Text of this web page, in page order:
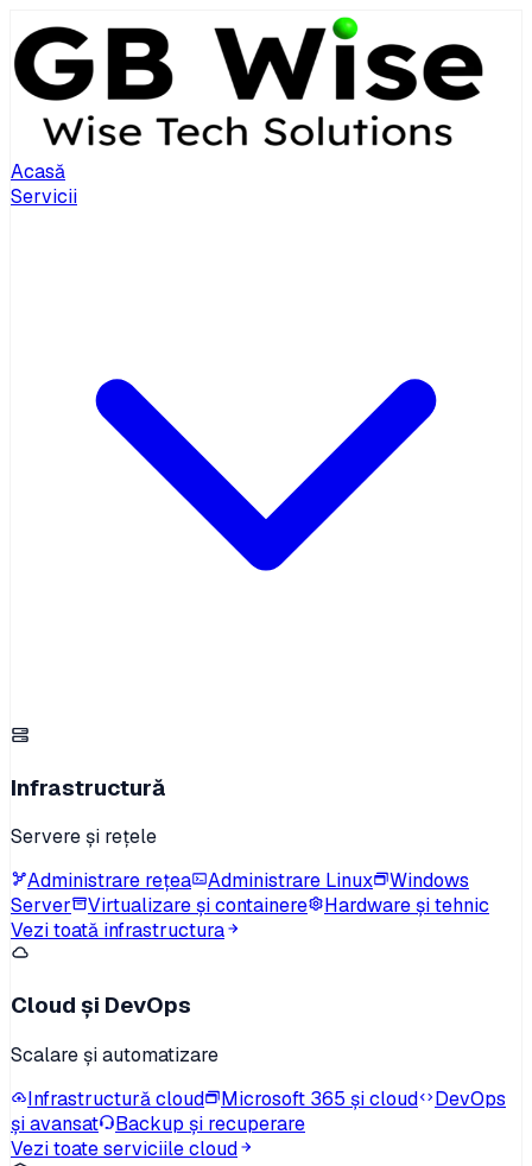
Acasă
Servicii
Infrastructură
Servere și rețele
Administrare rețea
Administrare Linux
Windows
Server
Virtualizare și containere
Hardware și tehnic
Vezi toată infrastructura
Cloud și DevOps
Scalare și automatizare
Infrastructură cloud
Microsoft 365 și cloud
DevOps
și avansat
Backup și recuperare
Vezi toate serviciile cloud